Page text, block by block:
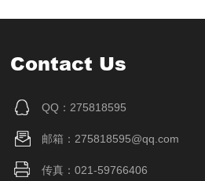
Contact Us
QQ：275818595
邮箱：275818595@qq.com
传真：021-59766406